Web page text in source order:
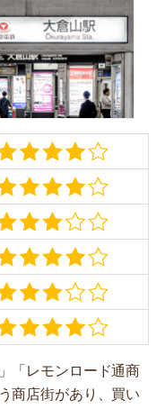
「レモンロード通商
商店街があり、買い